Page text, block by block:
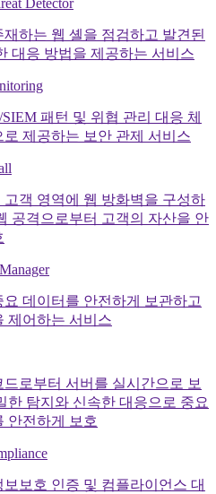
하는 웹 셸을 점검하고 발견된
대응 방법을 제공하는 서비스
패턴 및 위협 관리 대응 체
로 제공하는 보안 관제 서비스
고객 영역에 웹 방화벽을 구성하
공격으로부터 고객의 자산을 안
데이터를 안전하게 보관하고
제어하는 서비스
드로부터 서버를 실시간으로 보
한 탐지와 신속한 대응으로 중요
안전하게 보호
보보호 인증 및 컴플라이언스 대